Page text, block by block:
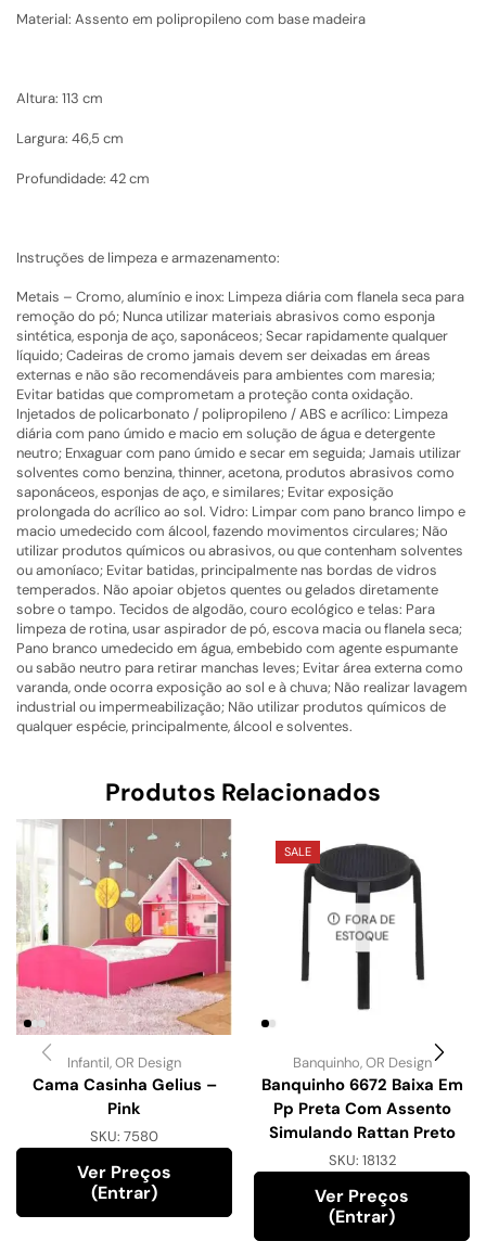
Material: Assento em polipropileno com base madeira
Altura: 113 cm
Largura: 46,5 cm
Profundidade: 42 cm
Instruções de limpeza e armazenamento:
Metais – Cromo, alumínio e inox: Limpeza diária com flanela seca para
remoção do pó; Nunca utilizar materiais abrasivos como esponja
sintética, esponja de aço, saponáceos; Secar rapidamente qualquer
líquido; Cadeiras de cromo jamais devem ser deixadas em áreas
externas e não são recomendáveis para ambientes com maresia;
Evitar batidas que comprometam a proteção conta oxidação.
Injetados de policarbonato / polipropileno / ABS e acrílico: Limpeza
diária com pano úmido e macio em solução de água e detergente
neutro; Enxaguar com pano úmido e secar em seguida; Jamais utilizar
solventes como benzina, thinner, acetona, produtos abrasivos como
saponáceos, esponjas de aço, e similares; Evitar exposição
prolongada do acrílico ao sol. Vidro: Limpar com pano branco limpo e
macio umedecido com álcool, fazendo movimentos circulares; Não
utilizar produtos químicos ou abrasivos, ou que contenham solventes
ou amoníaco; Evitar batidas, principalmente nas bordas de vidros
temperados. Não apoiar objetos quentes ou gelados diretamente
sobre o tampo. Tecidos de algodão, couro ecológico e telas: Para
limpeza de rotina, usar aspirador de pó, escova macia ou flanela seca;
Pano branco umedecido em água, embebido com agente espumante
ou sabão neutro para retirar manchas leves; Evitar área externa como
varanda, onde ocorra exposição ao sol e à chuva; Não realizar lavagem
industrial ou impermeabilização; Não utilizar produtos químicos de
qualquer espécie, principalmente, álcool e solventes.
Produtos Relacionados
Infantil,OR Design
Cama Casinha Gelius –
Pink
SKU: 7580
Ver Preços
(entrar)
SALE
FORA DE
ESTOQUE
Banquinho,OR Design
Banquinho 6672 Baixa Em
Pp Preta Com Assento
Simulando Rattan Preto
SKU: 18132
Ver Preços
(entrar)